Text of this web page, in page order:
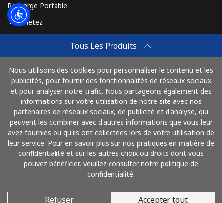
Tous Les Produits
Nous utilisons des cookies pour personnaliser le contenu et les
publicités, pour fournir des fonctionnalités de réseaux sociaux
et pour analyser notre trafic. Nous partageons également des
informations sur votre utilisation de notre site avec nos
partenaires de réseaux sociaux, de publicité et d'analyse, qui
peuvent les combiner avec d'autres informations que vous leur
avez fournies ou qu'ils ont collectées lors de votre utilisation de
leur service. Pour en savoir plus sur nos pratiques en matière de
confidentialité et sur les autres choix ou droits dont vous
pouvez bénéficier, veuillez consulter notre politique de
confidentialité.
Refuser Accepter tout
Recharge Portable
Achetez
Achetez
Mode de fonctionnement
Payez avec